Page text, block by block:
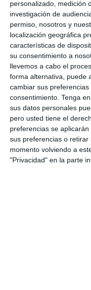
personalizado, medición
investigación de
permiso, nosotros y
localización geográfica
características de
su consentimiento a
llevemos a cabo el
forma alternativa, puede
cambiar sus
consentimiento. Tenga
sus datos personales
pero usted tiene el
preferencias se
sus preferencias o
momento volviendo a
"Privacidad" en la parte
LO ÚLTIMO
La verdad sobre la IA
Munich Re alcanza
mantiene sus
Allianz gana un
objetivos para 2026
Generali dispara un
No Vida en España en
AXA XL adquiere S-
corporativa y
El Colegio de